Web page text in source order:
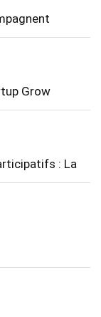
Grow
: La